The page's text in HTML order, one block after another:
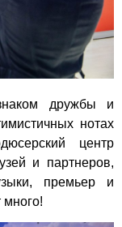
дружбы и
нотах
центр
и партнеров,
премьер и
много!